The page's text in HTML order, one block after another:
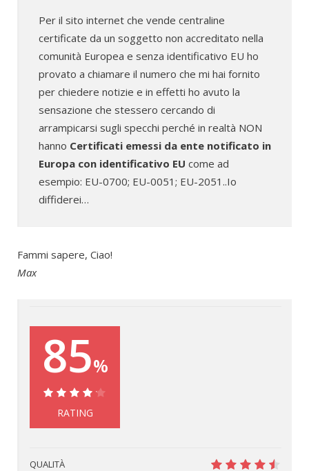
Per il sito internet che vende centraline
certificate da un soggetto non accreditato nella
comunità Europea e senza identificativo EU ho
provato a chiamare il numero che mi hai fornito
per chiedere notizie e in effetti ho avuto la
sensazione che stessero cercando di
arrampicarsi sugli specchi perché in realtà NON
hanno Certificati emessi da ente notificato in
Europa con identificativo EU come ad
esempio: EU-0700; EU-0051; EU-2051..Io
diffiderei…
Fammi sapere, Ciao!
Max
85%
85%
RATING
QUALITÀ